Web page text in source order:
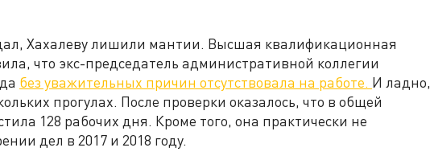
Хахалеву лишили мантии. Высшая квалификационная
что экс-председатель административной коллегии
без уважительных причин отсутствовала на работе. И ладно,
прогулах. После проверки оказалось, что в общей
128 рабочих дня. Кроме того, она практически не
дел в 2017 и 2018 году.